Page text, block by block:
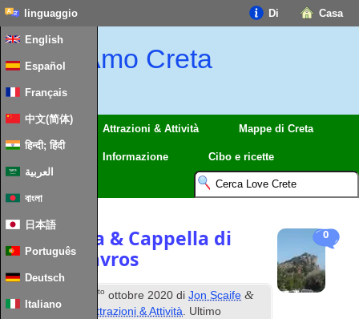
Casa
Di
linguaggio
English
Español
Français
中文(简体)
हिन्दी; हिंदी
العربية
বাংলা
日本語
Português
Deutsch
Italiano
Amo Creta
Regioni Attrazioni & Attività Mappe di Creta
Informazione Cibo e ricette
0
Kalamafka & Cappella di
Timios Stavros
questo ottobre 2020 diJon Scaife &
registrato sotto Attrazioni & Attività . Ultimo